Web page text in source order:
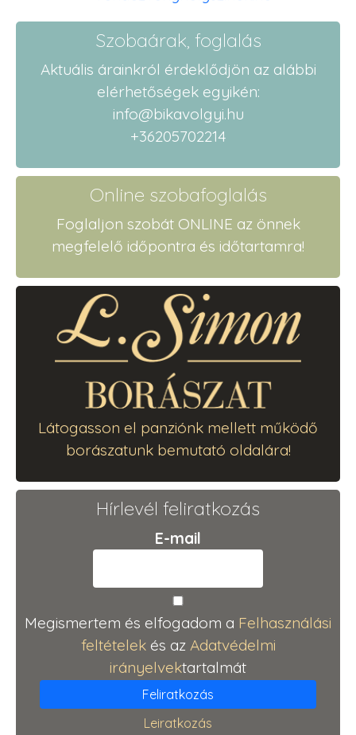
Szobaárak, foglalás
Aktuális árainkról érdeklődjön az alábbi
elérhetőségek egyikén:
info@bikavolgyi.hu
+36205702214
Online szobafoglalás
Foglaljon szobát ONLINE az önnek
megfelelő időpontra és időtartamra!
Látogasson el panziónk mellett működő
borászatunk bemutató oldalára!
Hírlevél feliratkozás
E-mail
Megismertem és elfogadom a Felhasználási
feltételekés az Adatvédelmi
irányelvektartalmát